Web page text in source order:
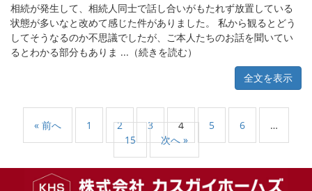
相続が発生して、相続人同士で話し合いがもたれず放置している
状態が多いなと改めて感じた件がありました。 私から観るとどう
してそうなるのか不思議でしたが、ご本人たちのお話を聞いてい
るとわかる部分もありま ...（続きを読む）
全文を表示
« 前へ 1 2 3 4 5 6
…
15
次へ »